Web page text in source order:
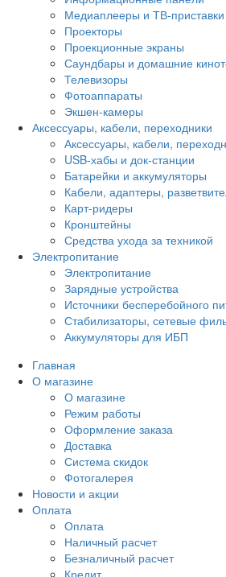
Медиаплееры и ТВ-приставки
Проекторы
Проекционные экраны
Саундбары и домашние
Телевизоры
Фотоаппараты
Экшен-камеры
Аксессуары, кабели, переходники
Аксессуары, кабели,
USB-хабы и док-станции
Батарейки и аккумуляторы
Кабели, адаптеры,
Карт-ридеры
Кронштейны
Средства ухода за техникой
Электропитание
Электропитание
Зарядные устройства
Источники бесперебойного
Стабилизаторы, сетевые
Аккумуляторы для ИБП
Главная
О магазине
О магазине
Режим работы
Оформление заказа
Доставка
Система скидок
Фотогалерея
Новости и акции
Оплата
Оплата
Наличный расчет
Безналичный расчет
Кредит